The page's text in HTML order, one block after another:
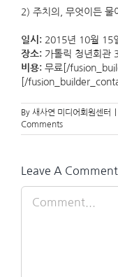
2) 주치의, 무엇이든 물
일시: 2015년 10월 15
장소: 가톨릭 청년회관
비용: 무료[/
[/
By 새사연 미디어회원센터
Comments
Leave A Comment